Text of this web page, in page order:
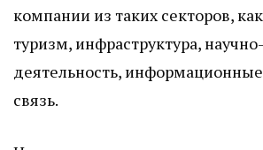
компании из таких секторов,
туризм, инфраструктура,
деятельность,
связь.